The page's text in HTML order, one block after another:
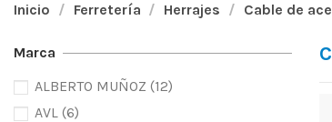
Inicio
Ferretería Herrajes Cable de
Marca
ALBERTO MUÑOZ (12)
AVL (6)